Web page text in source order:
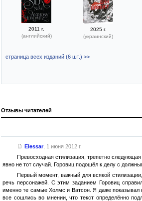
2011 г.
(английский)
2025 г.
(украинский)
страница всех изданий (6 шт.) >>
Отзывы читателей
Elessar, 1 июня 2012 г.
Превосходная стилизация, трепетно
явно не тот случай. Горовиц подошёл к делу с
Первый момент, важный для всякой
речь персонажей. С этим заданием Горовиц
именно те самые Холмс и Ватсон. Я даже показывал
все сошлись во мнении, что текст определённо